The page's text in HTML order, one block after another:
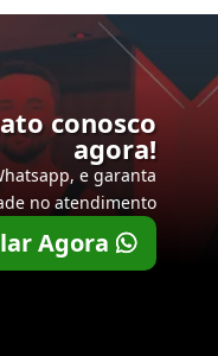
conosco
agora!
e garanta
no atendimento
Agora